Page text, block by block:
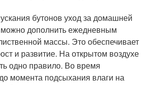
бутонов уход за домашней
дополнить ежедневным
массы. Это обеспечивает
и развитие. На открытом воздухе
одно правило. Во время
момента подсыхания влаги на